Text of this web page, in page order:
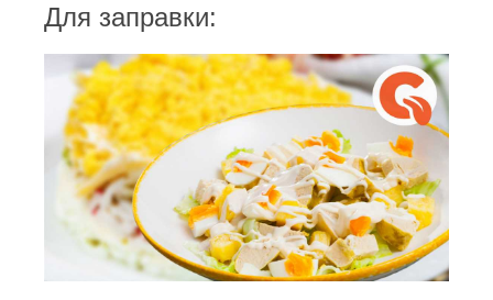
Для заправки: